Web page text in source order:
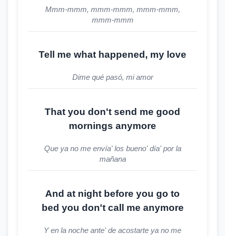
Mmm-mmm, mmm-mmm, mmm-mmm,
mmm-mmm
Tell me what happened, my love
Dime qué pasó, mi amor
That you don't send me good
mornings anymore
Que ya no me envía' los bueno' día' por la
mañana
And at night before you go to
bed you don't call me anymore
Y en la noche ante' de acostarte ya no me